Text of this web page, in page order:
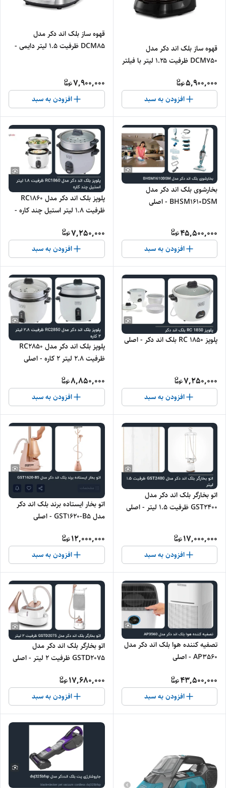
قهوه ساز بلک اند دکر مدل
DCM750 ظرفیت ۱.۲۵ لیتر با فیلتر
5,900,000
افزودن به سبد
قهوه ساز بلک اند دکر مدل
DCM85 ظرفیت ۱.۵ لیتر دایمی -
7,900,000
افزودن به سبد
بخارشوی بلک اند دکر مدل
BHSM1610DSM - اصلی
45,500,000
افزودن به سبد
پلوپز بلک اند دکر مدل RC1860
ظرفیت ۱.۸ لیتر استیل چند کاره -
7,250,000
افزودن به سبد
پلوپز RC 1850 بلک اند دکر - اصلی
7,250,000
افزودن به سبد
پلوپز بلک اند دکر مدل RC2850
ظرفیت ۲.۸ لیتر ۲ کاره - اصلی
8,850,000
افزودن به سبد
اتو بخارگر بلک اند دکر مدل
GST2400 ظرفیت ۱.۵ لیتر - اصلی
17,000,000
افزودن به سبد
اتو بخار ایستاده برند بلک اند دکر
مدل GST1620-B5 - اصلی
12,000,000
افزودن به سبد
تصفیه کننده هوا بلک اند دکر مدل
AP3560 - اصلی
43,500,000
افزودن به سبد
اتو بخارگر بلک اند دکر مدل
GSTD2075 ظرفیت ۲ لیتر - اصلی
17,680,000
افزودن به سبد